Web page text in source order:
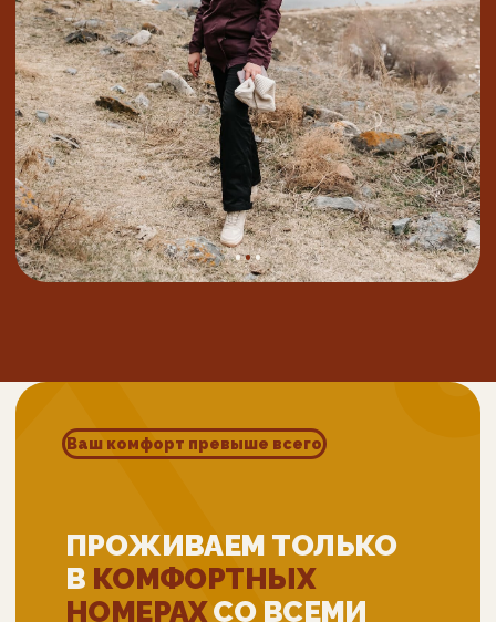
ПОЛЯНА НАРЗАНОВ
двигаться всё дальше и выше в горы,
где увидим все основные хребты
Кавказа: Лесистый, Пастбищный,
Скалистый, Боковой и Главный
За селом Былым сделаем остановку,
здесь есть камень с прекрасным видом
на речку и Скалистый хребет.
Гарантировано получатся хорошие
кадры, проверено неоднократно! А
также сделаем остановку
возле
автомобильного лифта(да, такие
бывают) у самого въезда вущелье
Адыр-Су, здесь живописный уголок:
хвойный лес и горная река в узкой
теснинке
С высоты склона открывается вид на
Баксанское ущелье, Главный
и сувенирную лавку . На обед
балкарская кухня. Если позволит
погода пройдемся к 30-метровому
водопаду Азау, заточенному среди
отвесных скал каньона